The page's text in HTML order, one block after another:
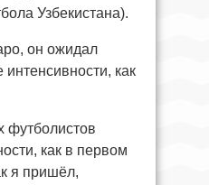
Узбекистана).
он ожидал
интенсивности, как
футболистов
как в первом
я пришёл,